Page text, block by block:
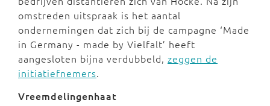
omstreden uitspraak is het aantal
ondernemingen dat zich bij de campagne ‘Made
in Germany - made by Vielfalt’ heeft
aangesloten bijna verdubbeld, zeggen de
initiatiefnemers.
Vreemdelingenhaat